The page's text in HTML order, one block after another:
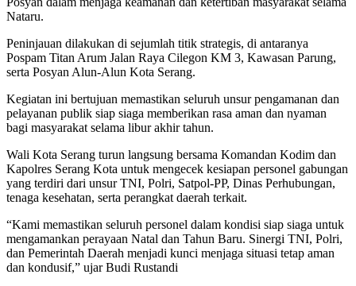
Nataru.
Peninjauan dilakukan di sejumlah titik strategis, di antaranya
Pospam Titan Arum Jalan Raya Cilegon KM 3, Kawasan Parung,
serta Posyan Alun-Alun Kota Serang.
Kegiatan ini bertujuan memastikan seluruh unsur pengamanan dan
pelayanan publik siap siaga memberikan rasa aman dan nyaman
bagi masyarakat selama libur akhir tahun.
Wali Kota Serang turun langsung bersama Komandan Kodim dan
Kapolres Serang Kota untuk mengecek kesiapan personel gabungan
yang terdiri dari unsur TNI, Polri, Satpol-PP, Dinas Perhubungan,
tenaga kesehatan, serta perangkat daerah terkait.
“Kami memastikan seluruh personel dalam kondisi siap siaga untuk
mengamankan perayaan Natal dan Tahun Baru. Sinergi TNI, Polri,
dan Pemerintah Daerah menjadi kunci menjaga situasi tetap aman
dan kondusif,” ujar Budi Rustandi